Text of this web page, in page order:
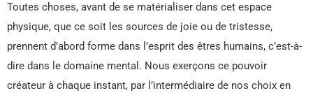
Toutes choses, avant de se matérialiser dans cet espace
physique, que ce soit les sources de joie ou de tristesse,
prennent d’abord forme dans l’esprit des êtres humains, c’est-à-
dire dans le domaine mental. Nous exerçons ce pouvoir
créateur à chaque instant, par l’intermédiaire de nos choix en